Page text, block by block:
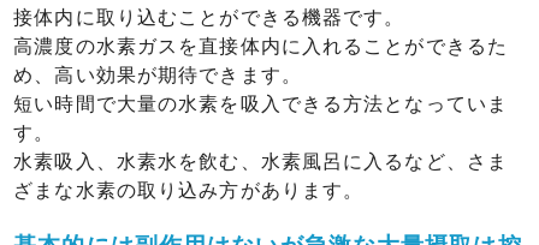
接体内に取り込むことができる機器です。
高濃度の水素ガスを直接体内に入れることができるた
め、高い効果が期待できます。
短い時間で大量の水素を吸入できる方法となっていま
す。
水素吸入、水素水を飲む、水素風呂に入るなど、さま
ざまな水素の取り込み方があります。